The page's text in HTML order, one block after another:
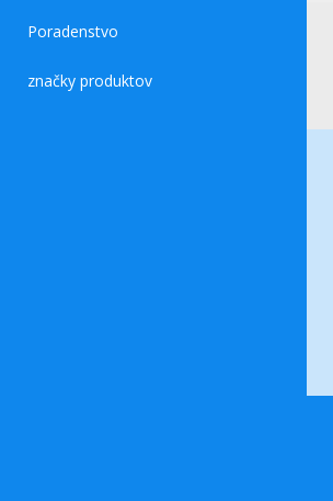
Poradenstvo
značky produktov